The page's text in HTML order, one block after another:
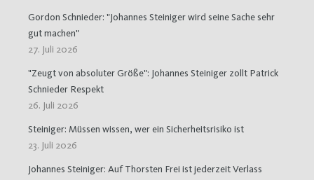
Gordon Schnieder: "Johannes Steiniger wird seine Sache sehr
gut machen"
27. Juli 2026
"Zeugt von absoluter Größe": Johannes Steiniger zollt Patrick
Schnieder Respekt
26. Juli 2026
Steiniger: Müssen wissen, wer ein Sicherheitsrisiko ist
23. Juli 2026
Johannes Steiniger: Auf Thorsten Frei ist jederzeit Verlass